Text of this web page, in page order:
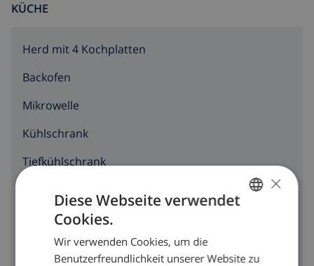
KÜCHE
Herd mit 4 Kochplatten
Backofen
Mikrowelle
Kühlschrank
Tiefkühlschrank
Geschirrspülmaschine
Waschmaschine
DUTCH
×
Diese Webseite verwendet
Cookies.
Wir verwenden Cookies, um die
Benutzerfreundlichkeit unserer Website zu